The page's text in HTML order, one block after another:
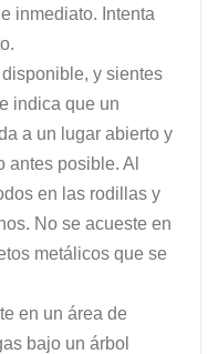
inmediato. Intenta
y sientes
indica que un
a un lugar abierto y
posible. Al
en las rodillas y
No se acueste en
metálicos que se
en un área de
bajo un árbol